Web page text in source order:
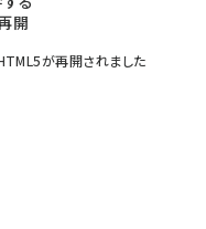
開
が再開されました